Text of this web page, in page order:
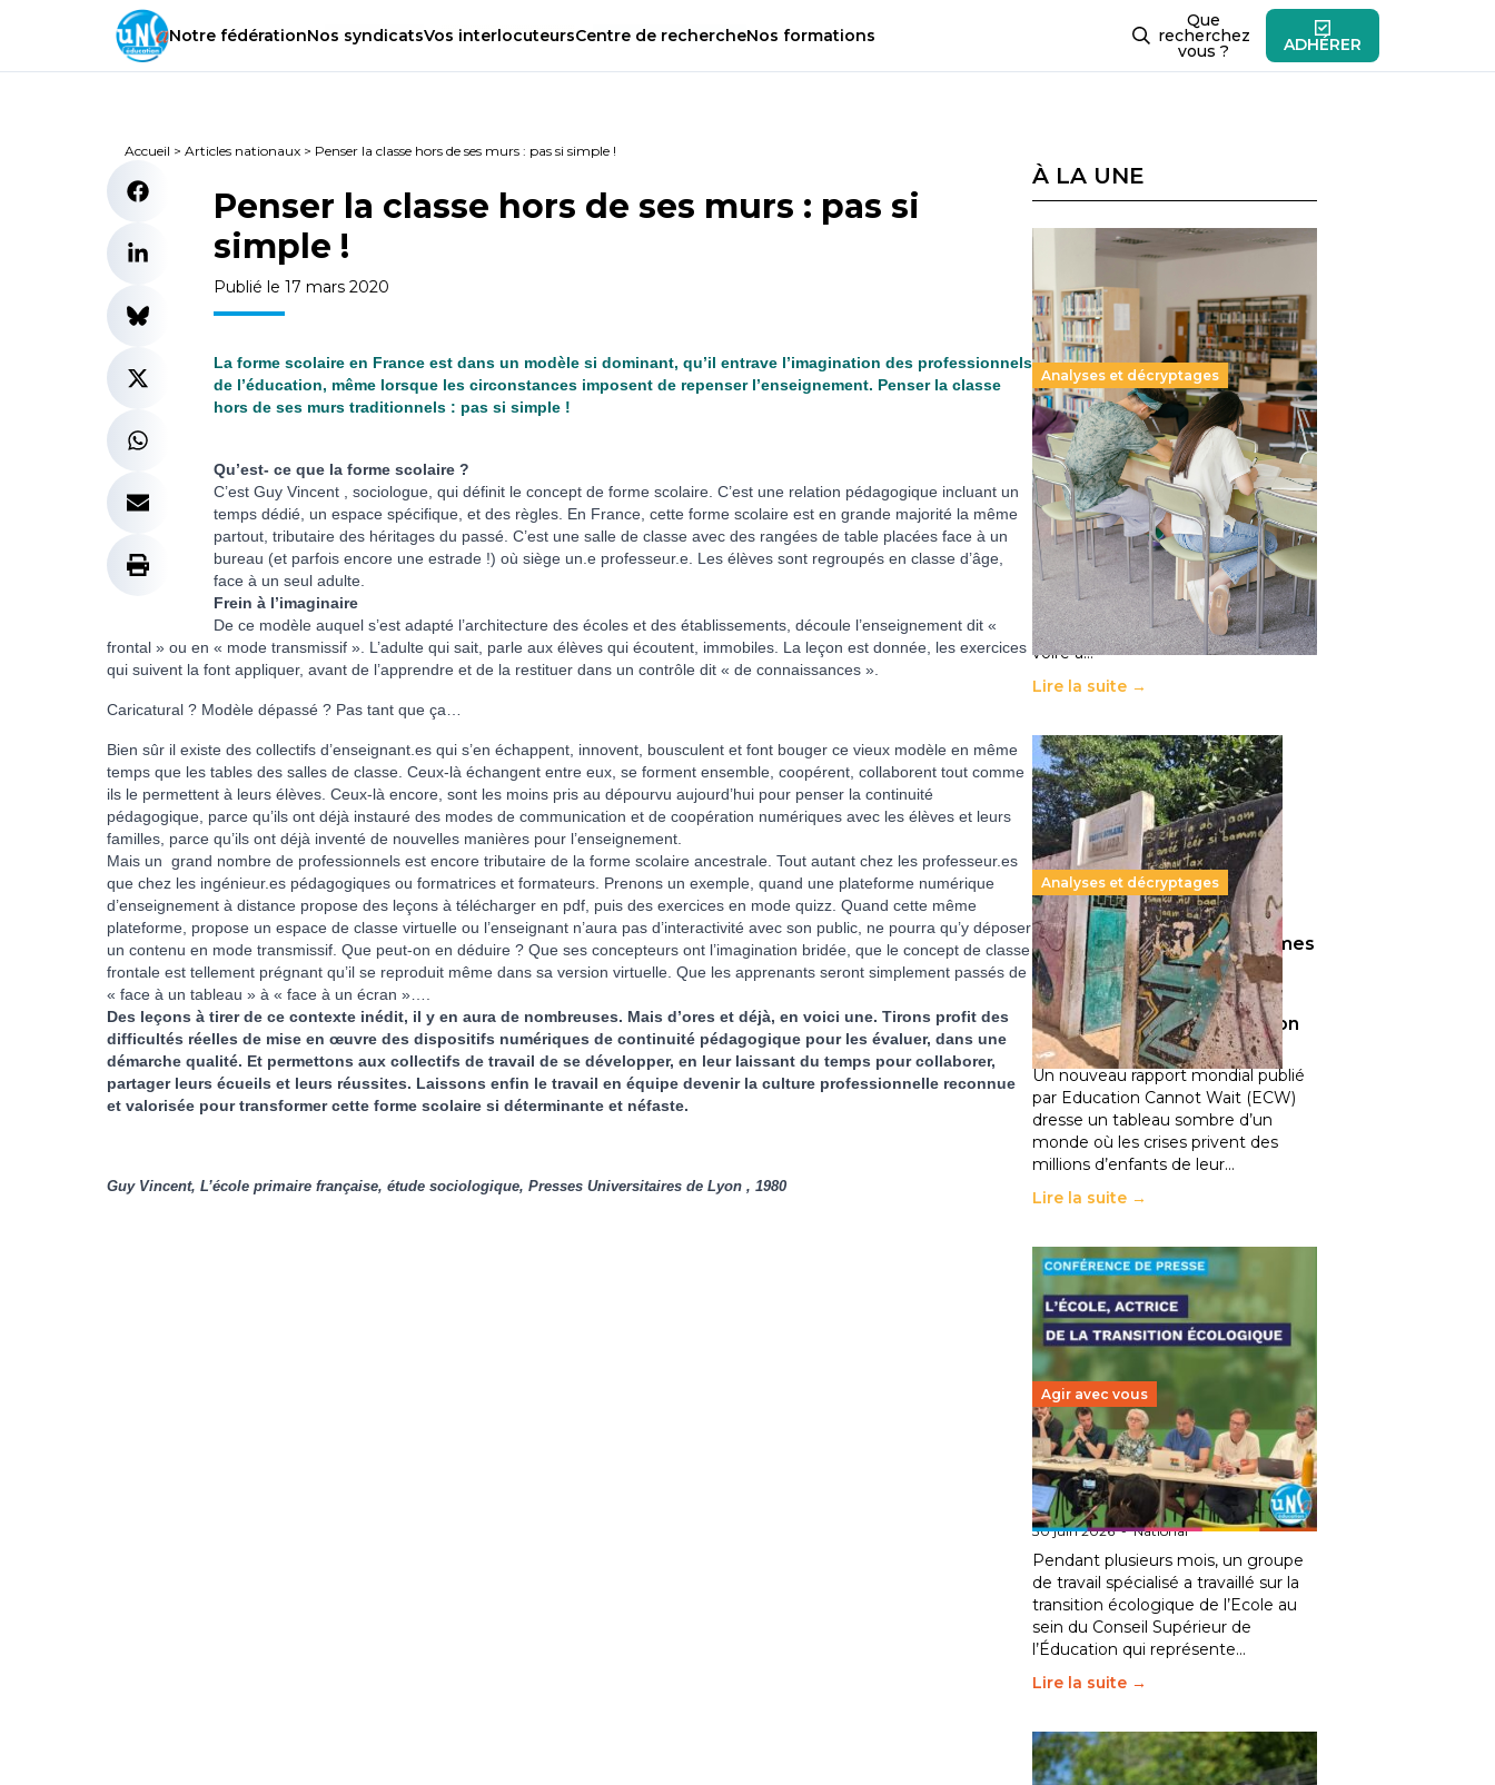
Notre fédérationNos syndicatsVos interlocuteursCentre de rechercheNos formations
Que
recherchez
vous ? ADHÉRER
Accueil > Articles nationaux > Penser la classe hors de ses murs : pas si simple !
Penser la classe hors de ses murs : pas si
simple !
Publié le 17 mars 2020
La forme scolaire en France est dans un modèle si dominant, qu’il entrave l’imagination des professionnels
de l’éducation, même lorsque les circonstances imposent de repenser l’enseignement. Penser la classe
hors de ses murs traditionnels : pas si simple !
Qu’est- ce que la forme scolaire ?
C’est Guy Vincent , sociologue, qui définit le concept de forme scolaire. C’est une relation pédagogique incluant un
temps dédié, un espace spécifique, et des règles. En France, cette forme scolaire est en grande majorité la même
partout, tributaire des héritages du passé. C’est une salle de classe avec des rangées de table placées face à un
bureau (et parfois encore une estrade !) où siège un.e professeur.e. Les élèves sont regroupés en classe d’âge,
face à un seul adulte.
Frein à l’imaginaire
De ce modèle auquel s’est adapté l’architecture des écoles et des établissements, découle l’enseignement dit «
frontal » ou en « mode transmissif ». L’adulte qui sait, parle aux élèves qui écoutent, immobiles. La leçon est donnée, les exercices
qui suivent la font appliquer, avant de l’apprendre et de la restituer dans un contrôle dit « de connaissances ».
Caricatural ? Modèle dépassé ? Pas tant que ça…
Bien sûr il existe des collectifs d’enseignant.es qui s’en échappent, innovent, bousculent et font bouger ce vieux modèle en même
temps que les tables des salles de classe. Ceux-là échangent entre eux, se forment ensemble, coopérent, collaborent tout comme
ils le permettent à leurs élèves. Ceux-là encore, sont les moins pris au dépourvu aujourd’hui pour penser la continuité
pédagogique, parce qu’ils ont déjà instauré des modes de communication et de coopération numériques avec les élèves et leurs
familles, parce qu’ils ont déjà inventé de nouvelles manières pour l’enseignement.
Mais un grand nombre de professionnels est encore tributaire de la forme scolaire ancestrale. Tout autant chez les professeur.es
que chez les ingénieur.es pédagogiques ou formatrices et formateurs. Prenons un exemple, quand une plateforme numérique
d’enseignement à distance propose des leçons à télécharger en pdf, puis des exercices en mode quizz. Quand cette même
plateforme, propose un espace de classe virtuelle ou l’enseignant n’aura pas d’interactivité avec son public, ne pourra qu’y déposer
un contenu en mode transmissif. Que peut-on en déduire ? Que ses concepteurs ont l’imagination bridée, que le concept de classe
frontale est tellement prégnant qu’il se reproduit même dans sa version virtuelle. Que les apprenants seront simplement passés de
« face à un tableau » à « face à un écran »….
Des leçons à tirer de ce contexte inédit, il y en aura de nombreuses. Mais d’ores et déjà, en voici une. Tirons profit des
difficultés réelles de mise en œuvre des dispositifs numériques de continuité pédagogique pour les évaluer, dans une
démarche qualité. Et permettons aux collectifs de travail de se développer, en leur laissant du temps pour collaborer,
partager leurs écueils et leurs réussites. Laissons enfin le travail en équipe devenir la culture professionnelle reconnue
et valorisée pour transformer cette forme scolaire si déterminante et néfaste.
Guy Vincent, L’école primaire française, étude sociologique, Presses Universitaires de Lyon , 1980
À LA UNE
Analyses et décryptages
Supérieur privé : une dérive
qui met à mal la promesse
républicaine
11 juillet 2026- National
Le projet de loi sur la régulation de
l’enseignement supérieur privé met
en lumière l’amplification d’un
système qui relègue l’acte
pédagogique au superfétatoire,
voire à…
Lire la suite →
Analyses et décryptages
258 millions d’enfants victimes
de la guerre, des chocs
climatiques et des
déplacements de population
11 juillet 2026 -National
Un nouveau rapport mondial publié
par Education Cannot Wait (ECW)
dresse un tableau sombre d’un
monde où les crises privent des
millions d’enfants de leur…
Lire la suite →
Agir avec vous
Transition écologique de
l’éducation : l’UNSA Éducation
fait bouger les lignes
30 juin 2026-National
Pendant plusieurs mois, un groupe
de travail spécialisé a travaillé sur la
transition écologique de l’Ecole au
sein du Conseil Supérieur de
l’Éducation qui représente…
Lire la suite →